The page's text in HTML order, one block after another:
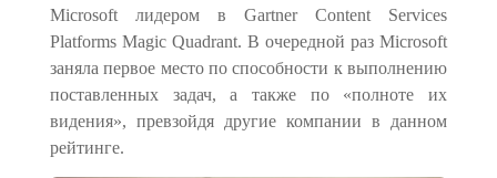
Microsoft лидером в Gartner Content Services
Platforms Magic Quadrant. В очередной раз Microsoft
заняла первое место по способности к выполнению
поставленных задач, а также по «полноте их
видения», превзойдядругиекомпании в данном
рейтинге.